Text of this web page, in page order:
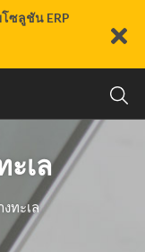
ซลูชัน ERP
เล
ทะเล